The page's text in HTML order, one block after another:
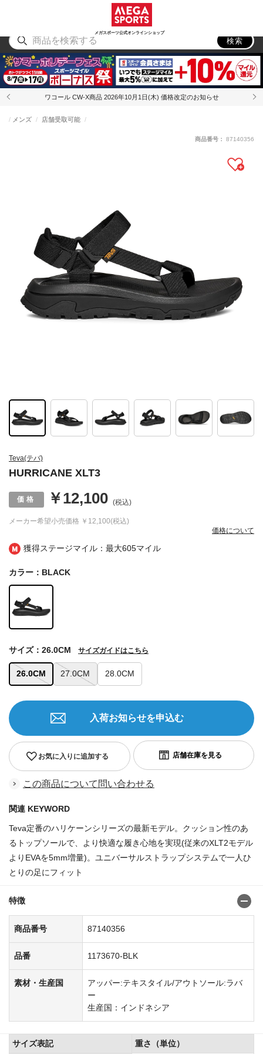
メガスポーツ公式オンラインショップ
アウトドア
検索
ワコール CW-X商品 2026年10月1日(木) 価格改定のお知らせ
獲得ステージマイル：最大605マイル
Teva(テバ)
HURRICANE XLT3
メンズ 店舗受取可能
メーカー希望小売価格 ￥12,100(税込)
￥12,100 (税込)
価格について
商品番号： 87140356
カラー：BLACK
26.0CM 27.0CM 28.0CM
サイズ：26.0CM サイズガイドはこちら
お気に入りに追加する
入荷お知らせを申込む
この商品について問い合わせる
関連 KEYWORD
Teva定番のハリケーンシリーズの最新モデル。クッション性のあ
るトップソールで、より快適な履き心地を実現(従来のXLT2モデル
よりEVAを5mm増量)。ユニバーサルストラップシステムで一人ひ
とりの足にフィット
特徴
商品番号 87140356
品番 1173670-BLK
素材・生産国
アッパー:テキスタイル/アウトソール:ラバ
ー
生産国：インドネシア
サイズ表記 重さ（単位）